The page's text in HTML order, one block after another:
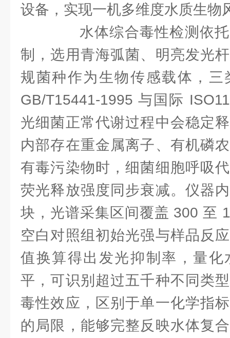
设备，实现一机多维度水质生物
水体综合毒性检测依托
制，选用青海弧菌、明亮发光
规菌种作为生物传感载体，三
GB/T15441-1995 与国际
光细菌正常代谢过程中会稳定
内部存在重金属离子、有机磷
有毒污染物时，细菌细胞呼吸
荧光释放强度同步衰减。仪器
块，光谱采集区间覆盖 300 至
空白对照组初始光强与样品反
值换算得出发光抑制率，量化
平，可识别超过五千种不同类
毒性效应，区别于单一化学指
的局限，能够完整反映水体复